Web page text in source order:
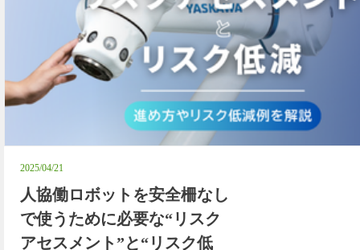
2025/04/21
人協働ロボットを安全柵なし
で使うために必要な“リスク
アセスメント”と“リスク低